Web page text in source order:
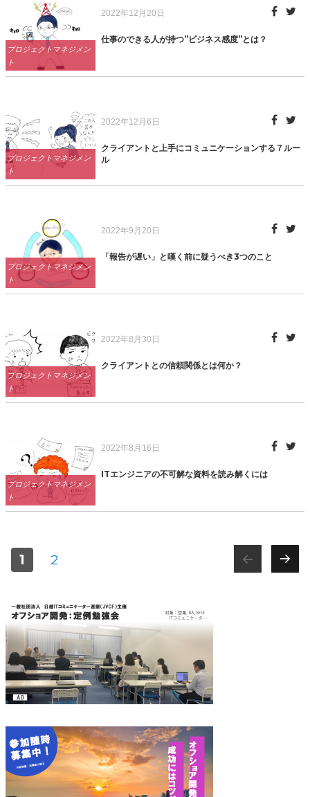
Categories
プロジェクトマネジメン
ト
Posted
2022年12月20日
仕事のできる人が持つ”ビジネス感度”とは？
Categories
プロジェクトマネジメン
ト
Posted
2022年12月6日
クライアントと上手にコミュニケーションする７ルー
ル
Categories
プロジェクトマネジメン
ト
Posted
2022年9月20日
「報告が遅い」と嘆く前に疑うべき3つのこと
Categories
プロジェクトマネジメン
ト
Posted
2022年8月30日
クライアントとの信頼関係とは何か？
Categories
プロジェクトマネジメン
ト
Posted
2022年8月16日
ITエンジニアの不可解な資料を読み解くには
投
稿
ナ
ビ
ゲ
ー
シ
PAGE
1 PAGE
2